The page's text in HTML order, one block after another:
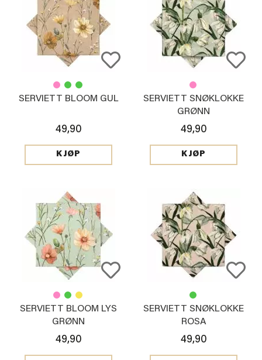
SERVIETT BLOOM GUL
49,90
KJØP
SERVIETT SNØKLOKKE
GRØNN
49,90
KJØP
SERVIETT BLOOM LYS
GRØNN
49,90
SERVIETT SNØKLOKKE
ROSA
49,90